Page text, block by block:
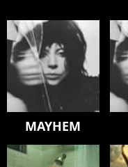
MAYHEM